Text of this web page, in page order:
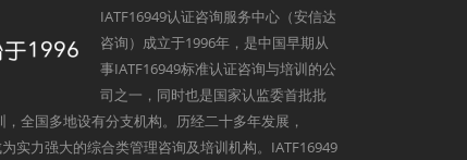
IATF16949认证咨询服务中心（安信达
咨询）成立于1996年，是中国早期从
事IATF16949标准认证咨询与培训的公
司之一，同时也是国家认监委首批批
全国多地设有分支机构。历经二十多年发展，
实力强大的综合类管理咨询及培训机构。IATF16949